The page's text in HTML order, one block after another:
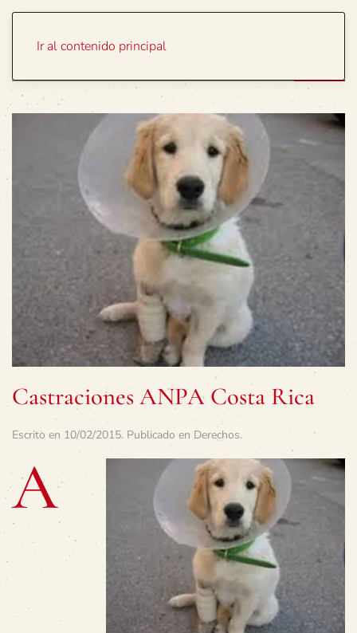
Ir al contenido principal
Castraciones ANPA Costa Rica
Escrito en 10/02/2015. Publicado en Derechos.
A